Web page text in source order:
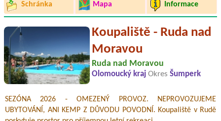
Schránka Mapa Informace
Koupaliště - Ruda nad
Moravou
Ruda nad Moravou
Olomoucký kraj Okres Šumperk
SEZÓNA 2026 - OMEZENÝ PROVOZ. NEPROVOZUJEME
UBYTOVÁNÍ, ANI KEMP Z DŮVODU POVODNÍ. Koupaliště v Rudě